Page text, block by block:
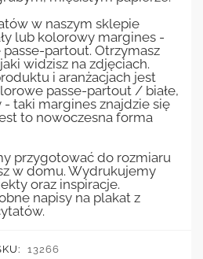
w naszym sklepie
lub kolorowy margines -
partout. Otrzymasz
widzisz na zdjęciach.
i aranżacjach jest
passe-partout / białe,
taki margines znajdzie się
to nowoczesna forma
przygotować do rozmiaru
w domu. Wydrukujemy
oraz inspiracje.
napisy na plakat z
13266